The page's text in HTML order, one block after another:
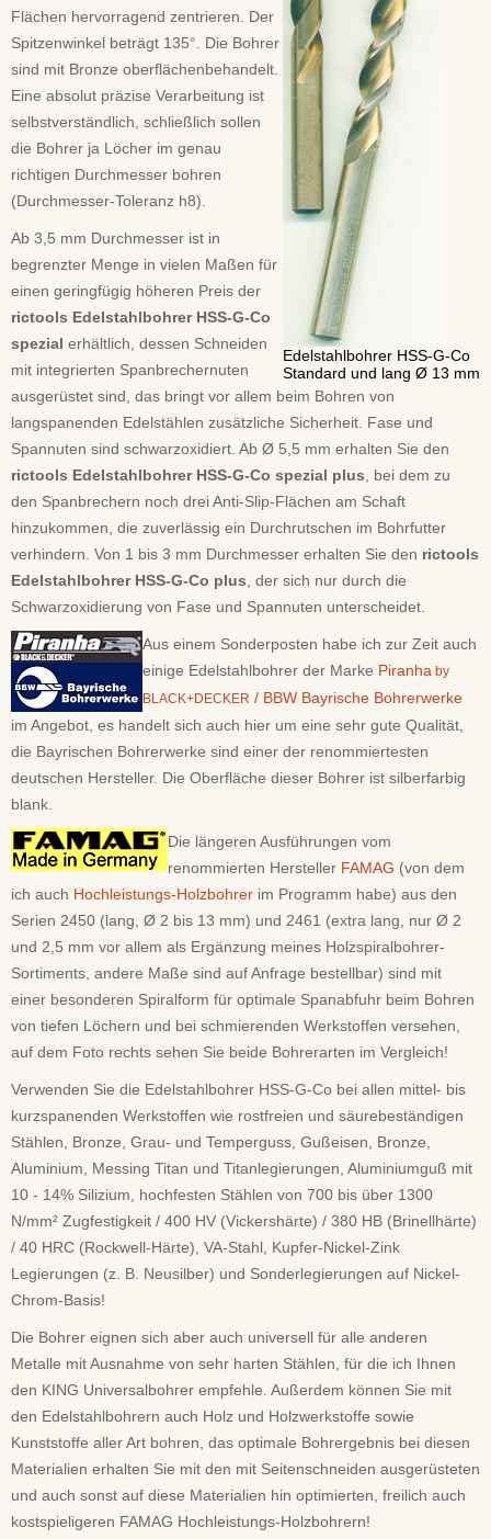
Edelstahlbohrer HSS-G-Co
Standard und lang Ø 13 mm
Flächen hervorragend zentrieren. Der
Spitzenwinkel beträgt 135°. Die Bohrer
sind mit Bronze oberflächenbehandelt.
Eine absolut präzise Verarbeitung ist
selbstverständlich, schließlich sollen
die Bohrer ja Löcher im genau
richtigen Durchmesser bohren
(Durchmesser-Toleranz h8).
Ab 3,5 mm Durchmesser ist in
begrenzter Menge in vielen Maßen für
einen geringfügig höheren Preis der
rictools Edelstahlbohrer HSS-G-Co
spezial erhältlich, dessen Schneiden
mit integrierten Spanbrechernuten
ausgerüstet sind, das bringt vor allem beim Bohren von
langspanenden Edelstählen zusätzliche Sicherheit. Fase und
Spannuten sind schwarzoxidiert. Ab Ø 5,5 mm erhalten Sie den
rictools Edelstahlbohrer HSS-G-Co spezial plus , bei dem zu
den Spanbrechern noch drei Anti-Slip-Flächen am Schaft
hinzukommen, die zuverlässig ein Durchrutschen im Bohrfutter
verhindern. Von 1 bis 3 mm Durchmesser erhalten Sie den rictools
Edelstahlbohrer HSS-G-Co plus , der sich nur durch die
Schwarzoxidierung von Fase und Spannuten unterscheidet.
Aus einem Sonderposten habe ich zur Zeit auch
einige Edelstahlbohrer der Marke Piranha by
BLACK+DECKER / BBW Bayrische Bohrerwerke
im Angebot, es handelt sich auch hier um eine sehr gute Qualität,
die Bayrischen Bohrerwerke sind einer der renommiertesten
deutschen Hersteller. Die Oberfläche dieser Bohrer ist silberfarbig
blank.
Die längeren Ausführungen vom
renommierten Hersteller FAMAG (von dem
ich auch Hochleistungs-Holzbohrer im Programm habe) aus den
Serien 2450 (lang, Ø 2 bis 13 mm) und 2461 (extra lang, nur Ø 2
und 2,5 mm vor allem als Ergänzung meines Holzspiralbohrer-
Sortiments, andere Maße sind auf Anfrage bestellbar) sind mit
einer besonderen Spiralform für optimale Spanabfuhr beim Bohren
von tiefen Löchern und bei schmierenden Werkstoffen versehen,
auf dem Foto rechts sehen Sie beide Bohrerarten im Vergleich!
Verwenden Sie die Edelstahlbohrer HSS-G-Co bei allen mittel- bis
kurzspanenden Werkstoffen wie rostfreien und säurebeständigen
Stählen, Bronze, Grau- und Temperguss, Gußeisen, Bronze,
Aluminium, Messing Titan und Titanlegierungen, Aluminiumguß mit
10 - 14% Silizium, hochfesten Stählen von 700 bis über 1300
N/mm² Zugfestigkeit / 400 HV (Vickershärte) / 380 HB (Brinellhärte)
/ 40 HRC (Rockwell-Härte), VA-Stahl, Kupfer-Nickel-Zink
Legierungen (z. B. Neusilber) und Sonderlegierungen auf Nickel-
Chrom-Basis!
Die Bohrer eignen sich aber auch universell für alle anderen
Metalle mit Ausnahme von sehr harten Stählen, für die ich Ihnen
den KING Universalbohrer empfehle. Außerdem können Sie mit
den Edelstahlbohrern auch Holz und Holzwerkstoffe sowie
Kunststoffe aller Art bohren, das optimale Bohrergebnis bei diesen
Materialien erhalten Sie mit den mit Seitenschneiden ausgerüsteten
und auch sonst auf diese Materialien hin optimierten, freilich auch
kostspieligeren FAMAG Hochleistungs-Holzbohrern!